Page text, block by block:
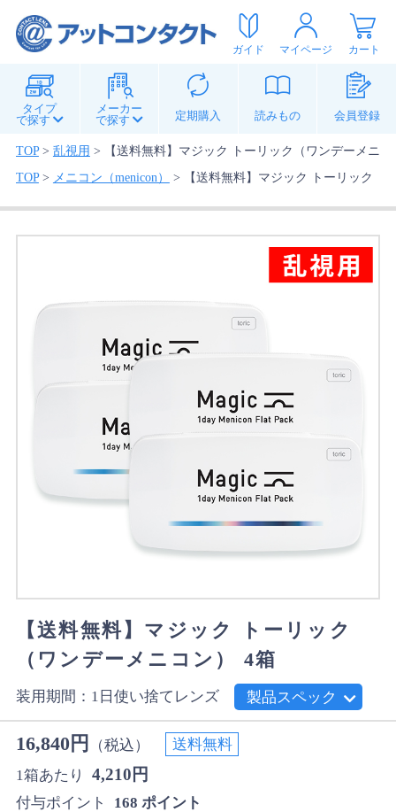
ガイド マイページ カート
タイプ
で探す
メーカー
で探す
定期購入 読みもの 会員登録
TOP> 乱視用 >
【送料無料】マジック トーリック（ワンデーメニコ
TOP> メニコン（menicon） > 【送料無料】マジック トーリック（
【送料無料】マジック トーリック
（ワンデーメニコン） 4箱
装用期間：1日使い捨てレンズ 製品スペック
16,840円 （税込）
送料無料
1箱あたり
4,210円
付与ポイント 168 ポイント